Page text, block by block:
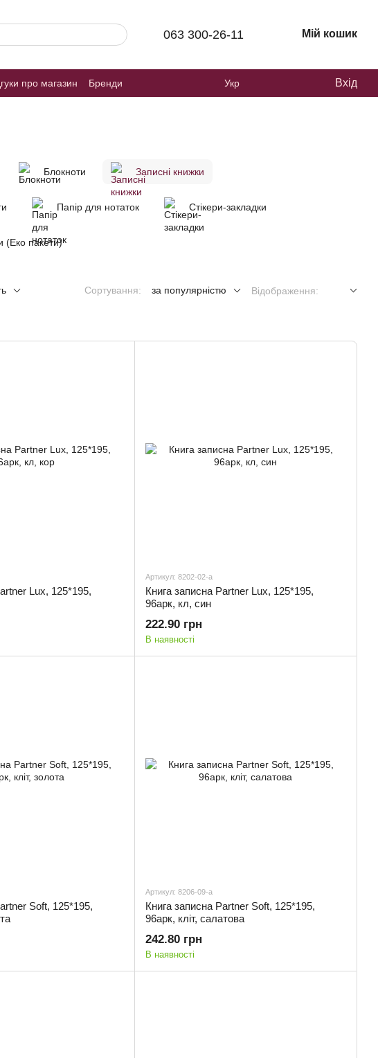
063 300-26-11 Мій кошик
про магазин
Бренди
Укр Вхід
Блокноти Записні книжки
Папір для нотаток Стікери-закладки
(Еко пакети)
Сортування: за популярністю Відображення:
Lux, 125*195,
Артикул: 8202-02-a
Книга записна Partner Lux, 125*195,
96арк, кл, син
222.90 грн
В наявності
Soft, 125*195,
Артикул: 8206-09-a
Книга записна Partner Soft, 125*195,
96арк, кліт, салатова
242.80 грн
В наявності